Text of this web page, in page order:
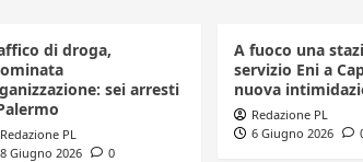
di droga,
sei arresti
Redazione PL
8 Giugno 2026
0
A fuoco una
servizio Eni a
nuova
Redazione PL
6 Giugno 2026